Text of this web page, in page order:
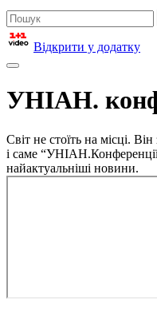
Відкрити у додатку
УНІАН.
Світ не стоїть на місці.
і саме
найактуальніші новини.